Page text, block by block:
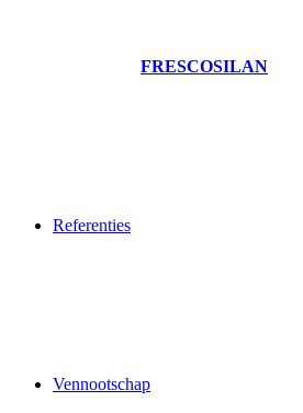
FRESCOSILAN
Referenties
Vennootschap